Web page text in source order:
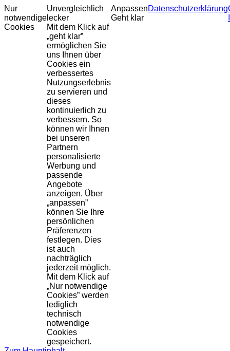
Nur
notwendige
Cookies
Unvergleichlich
lecker
Mit dem Klick auf
„geht klar”
ermöglichen Sie
uns Ihnen über
Cookies ein
verbessertes
Nutzungserlebnis
zu servieren und
dieses
kontinuierlich zu
verbessern. So
können wir Ihnen
bei unseren
Partnern
personalisierte
Werbung und
passende
Angebote
anzeigen. Über
„anpassen”
können Sie Ihre
persönlichen
Präferenzen
festlegen. Dies
ist auch
nachträglich
jederzeit möglich.
Mit dem Klick auf
„Nur notwendige
Cookies” werden
lediglich
technisch
notwendige
Cookies
gespeichert.
Anpassen
Geht klar
Datenschutzerklärung